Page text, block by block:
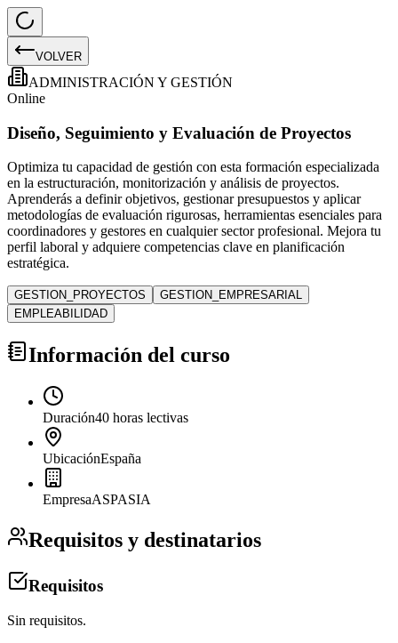
VOLVER
ADMINISTRACIÓN Y GESTIÓN
Online
Diseño, Seguimiento y Evaluación de Proyectos
Optimiza tu capacidad de gestión con esta formación especializada
en la estructuración, monitorización y análisis de proyectos.
Aprenderás a definir objetivos, gestionar presupuestos y aplicar
metodologías de evaluación rigurosas, herramientas esenciales para
coordinadores y gestores en cualquier sector profesional. Mejora tu
perfil laboral y adquiere competencias clave en planificación
estratégica.
GESTION_PROYECTOS
GESTION_EMPRESARIAL
EMPLEABILIDAD
Información del curso
Duración40 horas lectivas
UbicaciónEspaña
EmpresaASPASIA
Requisitos y destinatarios
Requisitos
Sin requisitos.